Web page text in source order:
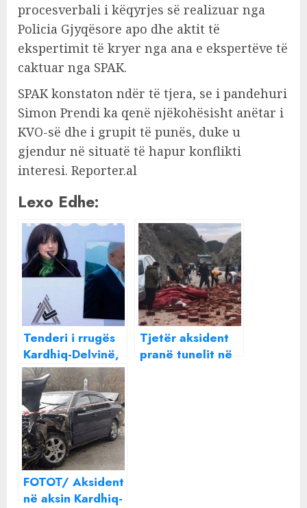
procesverbali i këqyrjes së realizuar nga
Policia Gjyqësore apo dhe aktit të
ekspertimit të kryer nga ana e ekspertëve të
caktuar nga SPAK.
SPAK konstaton ndër të tjera, se i pandehuri
Simon Prendi ka qenë njëkohësisht anëtar i
KVO-së dhe i grupit të punës, duke u
gjendur në situatë të hapur konflikti
interesi. Reporter.al
Lexo Edhe:
Tenderi i rrugës
Kardhiq-Delvinë,
nis seanca për
ish-drejtoreshën
e ARRSH-së,
Sonila Qato.
Prezent dhe
biznesmeni Rrok
Gjoka
Tjetër aksident
pranë tunelit në
FOTOT/ Aksident
në aksin Kardhiq-